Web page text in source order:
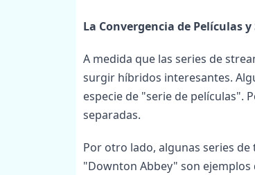
La Convergencia de Películas y
A medida que las series de
surgir híbridos interesantes.
especie de "serie de películas".
separadas.
Por otro lado, algunas series
"Downton Abbey" son